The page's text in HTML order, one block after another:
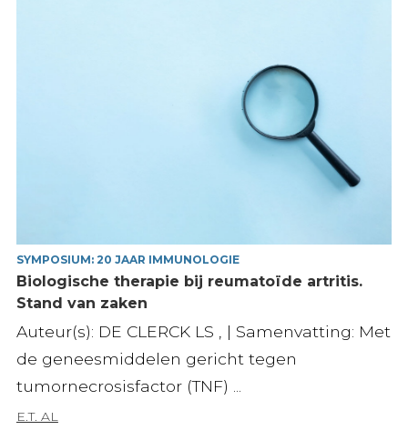
SYMPOSIUM: 20 JAAR IMMUNOLOGIE
Biologische therapie bij reumatoïde artritis.
Stand van zaken
Auteur(s): DE CLERCK LS , | Samenvatting: Met
de geneesmiddelen gericht tegen
tumornecrosisfactor (TNF) ...
E.T. AL